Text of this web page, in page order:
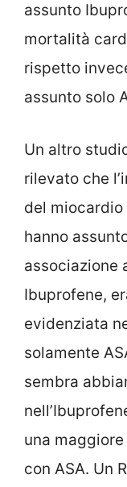
assunto
mortalità
rispetto
assunto solo
Un altro
rilevato che
del
hanno
associazione
Ibuprofene,
evidenziata
solamente
sembra
una
con ASA. Un